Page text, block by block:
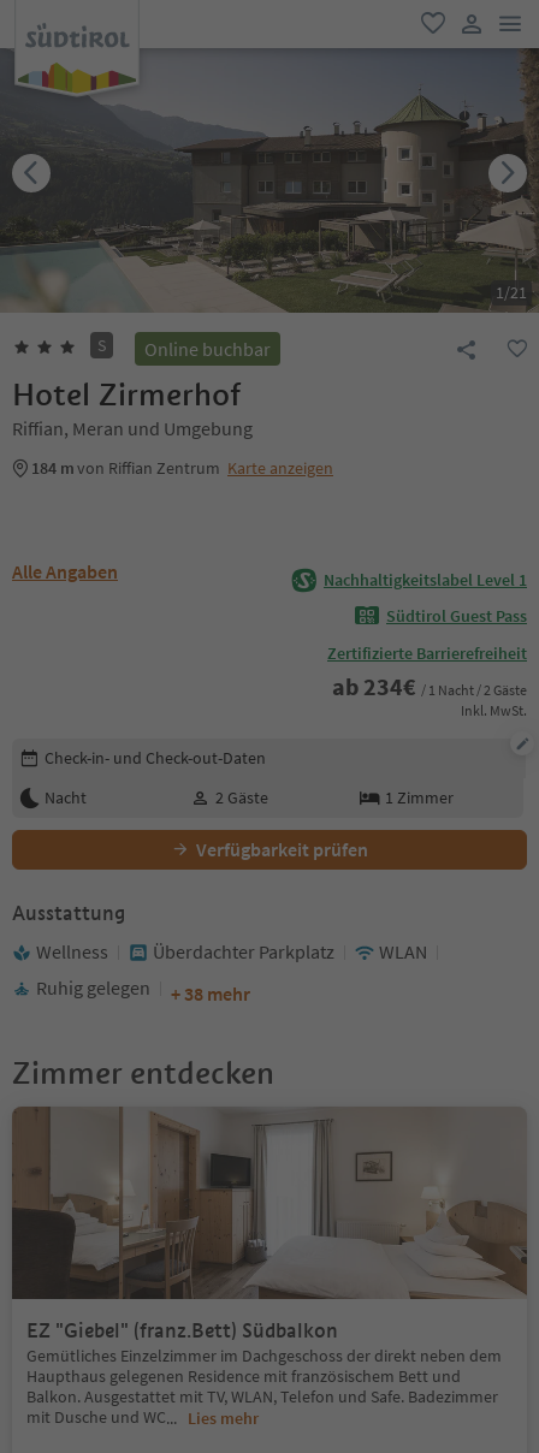
favorit
user link
1/21
S Online buchbar
Hotel Zirmerhof
Riffian, Meran und Umgebung
184 mvon Riffian Zentrum Karte anzeigen
Alle Angaben
Nachhaltigkeitslabel Level 1
Südtirol Guest Pass
Zertifizierte Barrierefreiheit
ab 234€ / 1 Nacht / 2 Gäste
Inkl. MwSt.
Buchungsdetails bearbeiten
Check-in- und Check-out-Daten
Nacht
2 Gäste 1 Zimmer
Verfügbarkeit prüfen
Ausstattung
Wellness Überdachter Parkplatz
WLAN
Ruhig gelegen
+ 38 mehr
Zimmer entdecken
EZ "Giebel" (franz.Bett) Südbalkon
Gemütliches Einzelzimmer im Dachgeschoss der direkt neben dem
Haupthaus gelegenen Residence mit französischem Bett und
Balkon. Ausgestattet mit TV, WLAN, Telefon und Safe. Badezimmer
mit Dusche und WC... Lies mehr